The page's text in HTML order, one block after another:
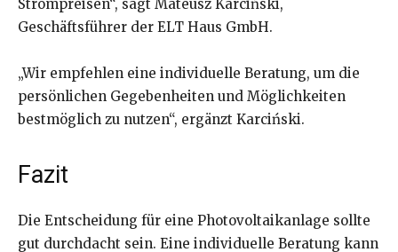
Strompreisen“, sagt Mateusz Karciński,
Geschäftsführer der ELT Haus GmbH.
„Wir empfehlen eine individuelle Beratung, um die
persönlichen Gegebenheiten und Möglichkeiten
bestmöglich zu nutzen“, ergänzt Karciński.
Fazit
Die Entscheidung für eine Photovoltaikanlage sollte
gut durchdacht sein. Eine individuelle Beratung kann